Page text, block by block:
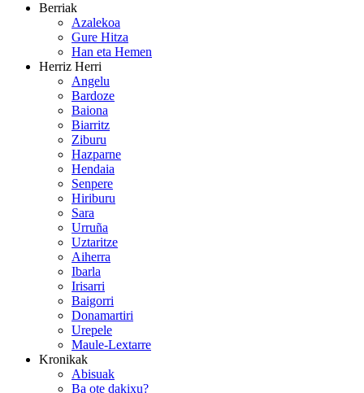
Berriak
Azalekoa
Gure Hitza
Han eta Hemen
Herriz Herri
Angelu
Bardoze
Baiona
Biarritz
Ziburu
Hazparne
Hendaia
Senpere
Hiriburu
Sara
Urruña
Uztaritze
Aiherra
Ibarla
Irisarri
Baigorri
Donamartiri
Urepele
Maule-Lextarre
Kronikak
Abisuak
Ba ote dakixu?